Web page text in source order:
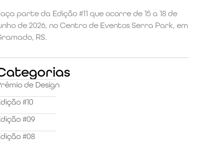
parte da Edição #11 que ocorre de 15 a 18 de
de 2026, no Centro de Eventos Serra Park, em
RS.
de Design
#10
#09
#08